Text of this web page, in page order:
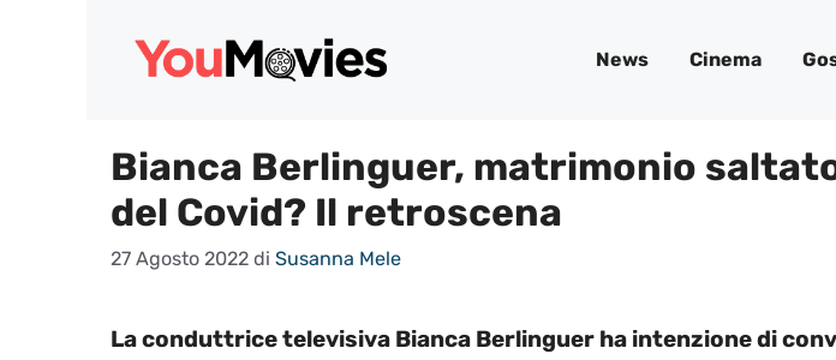
News Cinema
Bianca Berlinguer, matrimonio
del Covid? Il retroscena
27 Agosto 2022 di Susanna Mele
La conduttrice televisiva Bianca Berlinguer ha intenzione di